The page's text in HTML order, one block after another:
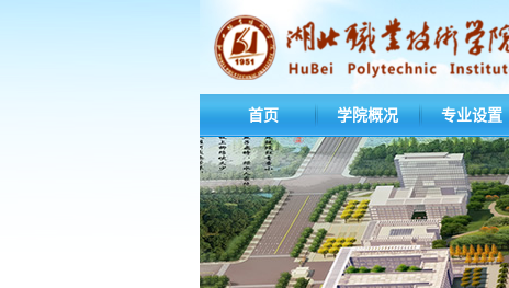
首页 学院概况 专业设置